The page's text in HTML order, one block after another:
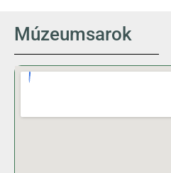
Múzeumsarok